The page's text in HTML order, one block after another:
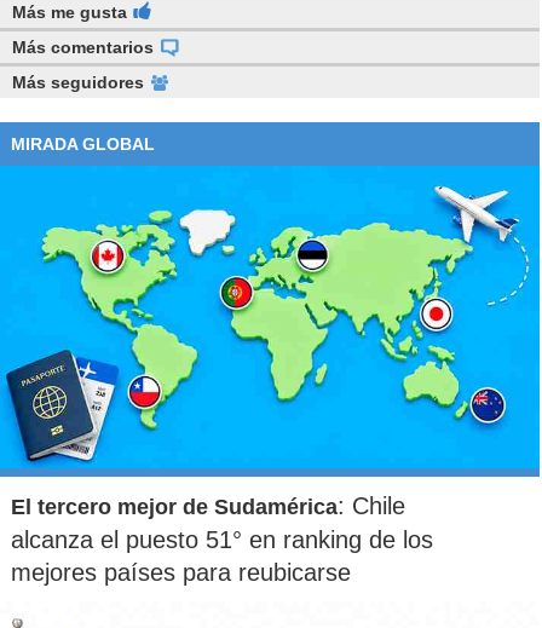
Más me gusta
Más comentarios
Más seguidores
MIRADA GLOBAL
El tercero mejor de Sudamérica: Chile
alcanza el puesto 51° en ranking de los
mejores países para reubicarse